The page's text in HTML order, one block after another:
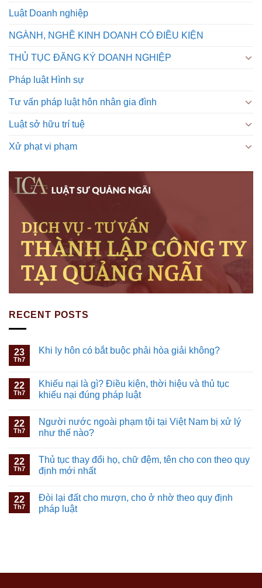
Luật Doanh nghiệp
NGÀNH, NGHỀ KINH DOANH CÓ ĐIỀU KIỆN
THỦ TỤC ĐĂNG KÝ DOANH NGHIỆP
Pháp luật Hình sự
Tư vấn pháp luật hôn nhân gia đình
Luật sở hữu trí tuệ
Xử phạt vi phạm
RECENT POSTS
23
Th7
Khi ly hôn có bắt buộc phải hòa giải không?
22
Th7
Khiếu nại là gì? Điều kiện, thời hiệu và thủ tục
khiếu nại đúng pháp luật
22
Th7
Người nước ngoài phạm tội tại Việt Nam bị xử lý
như thế nào?
22
Th7
Thủ tục thay đổi họ, chữ đệm, tên cho con theo quy
định mới nhất
22
Th7
Đòi lại đất cho mượn, cho ở nhờ theo quy định
pháp luật